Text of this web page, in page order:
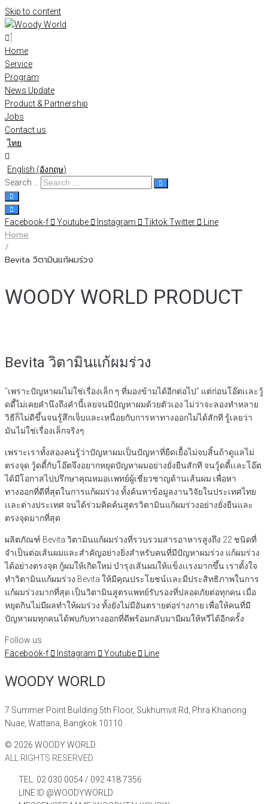
Skip to content
Home
Service
Program
News Update
Product & Partnership
Jobs
Contact us
ไทย
English (อังกฤษ)
Search …
Facebook-f Youtube Instagram TiktokTwitter Line
Home
/
Bevita วิตามินแก้ผมร่วง
WOODY WORLD PRODUCT
Bevita วิตามินแก้ผมร่วง
“เพราะปัญหาผมไม่ใช่เรื่องเล็ก ๆ ที่มองข้ามได้อีกต่อไป” แต่ก่อนโอ๊ตเเละวู้
ดดี้ไม่เคยคำนึงถึงคำนี้เลยจนมีปัญหาผมด้วยตัวเอง ไม่ว่าจะลองทำหลาย
วิธีก็ไม่ดีขึ้นจนรู้สึกเจ็บและเหนื่อยกับการหาทางออกไม่ได้สักที รู้เลยว่า
มันไม่ใช่เรื่องเล็กจริงๆ
เพราะเราทั้งสองคนรู้ว่าปัญหาผมเป็นปัญหาที่ยืดเยื้อไม่จบสิ้นถ้าดูแลไม่
ตรงจุด วู้ดดี้กับโอ๊ตจึงอยากหยุดปัญหาผมอย่างยั่งยืนสักที จนวู้ดดี้เเละโอ๊ต
ได้มีโอกาสไปปรึกษาคุณหมอเเพทย์ผู้เชี่ยวชาญด้านเส้นผม เพื่อหา
ทางออกที่ดีที่สุดในการแก้ผมร่วง ทั้งค้นหาข้อมูลงานวิจัยในประเทศไทย
เเละต่างประเทศ จนได้ร่วมคิดค้นสูตรวิตามินแก้ผมร่วงอย่างยั่งยืนและ
ตรงจุดมากที่สุด
ผลิตภัณฑ์ Bevita วิตามินแก้ผมร่วงที่รวบรวมสารอาหารสูงถึง 22 ชนิดที่
จำเป็นต่อเส้นผมและสำคัญอย่างยิ่งสำหรับคนที่มีปัญหาผมร่วง แก้ผมร่วง
ได้อย่างตรงจุด กู้ผมให้เกิดใหม่ บำรุงเส้นผมให้แข็งเเรงมากขึ้น เราตั้งใจ
ทำวิตามินแก้ผมร่วง Bevita ให้มีคุณประโยชน์เเละมีประสิทธิภาพในการ
แก้ผมร่วงมากที่สุด เป็นวิตามินสูตรแพทย์รับรองที่ปลอดภัยต่อทุกคน เมื่อ
หยุดกินไม่มีผลทำให้ผมร่วง ทั้งยังไม่มีอันตรายต่อร่างกาย เพื่อให้คนที่มี
ปัญหาผมทุกคนได้พบกับทางออกที่ดีพร้อมกลับมามีผมให้หวีได้อีกครั้ง
Follow us
Facebook-f
Instagram Youtube Line
WOODY WORLD
7 Summer Point Building 5th Floor, Sukhumvit Rd, Phra Khanong
Nuae, Wattana, Bangkok 10110
© 2026 WOODY WORLD.
ALL RIGHTS RESERVED.
TEL. 02 030 0054 / 092 418 7356
LINE ID @WOODYWORLD